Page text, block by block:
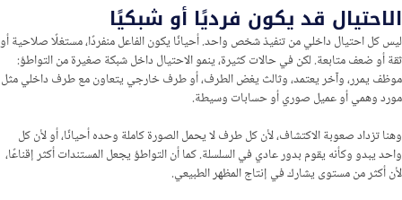
الاحتيال قد يكون فرديًا أو شبكيًا
ليس كل احتيال داخلي من تنفيذ شخص واحد. أحيانًا يكون الفاعل منفردًا، مستغلًا صلاحية أو
ثقة أو ضعف متابعة. لكن في حالات كثيرة، ينمو الاحتيال داخل شبكة صغيرة من التواطؤ:
موظف يمرر، وآخر يعتمد، وثالث يغض الطرف، أو طرف خارجي يتعاون مع طرف داخلي مثل
مورد وهمي أو عميل صوري أو حسابات وسيطة.
وهنا تزداد صعوبة الاكتشاف، لأن كل طرف لا يحمل الصورة كاملة وحده أحيانًا، أو لأن كل
واحد يبدو وكأنه يقوم بدور عادي في السلسلة. كما أن التواطؤ يجعل المستندات أكثر إقناعًا،
لأن أكثر من مستوى يشارك في إنتاج المظهر الطبيعي.